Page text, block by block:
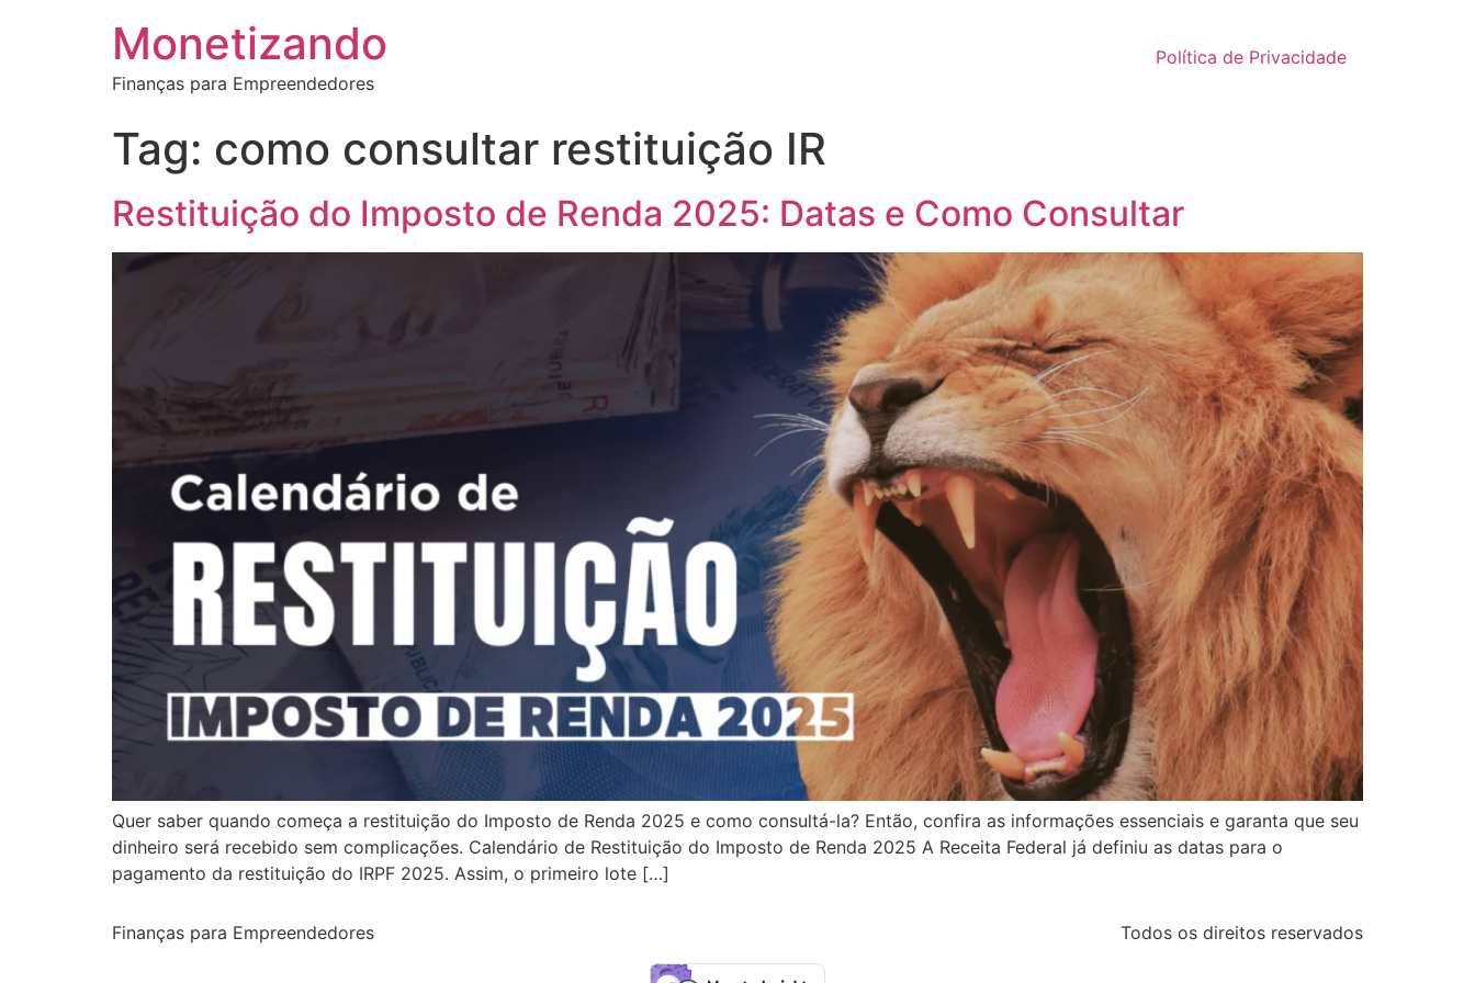
Monetizando
Finanças para Empreendedores
Política de Privacidade
Tag: como consultar restituição IR
Restituição do Imposto de Renda 2025: Datas e Como Consultar
Quer saber quando começa a restituição do Imposto de Renda 2025 e como consultá-la? Então, confira as informações essenciais e garanta que seu
dinheiro será recebido sem complicações. Calendário de Restituição do Imposto de Renda 2025 A Receita Federal já definiu as datas para o
pagamento da restituição do IRPF 2025. Assim, o primeiro lote […]
Finanças para Empreendedores Todos os direitos reservados